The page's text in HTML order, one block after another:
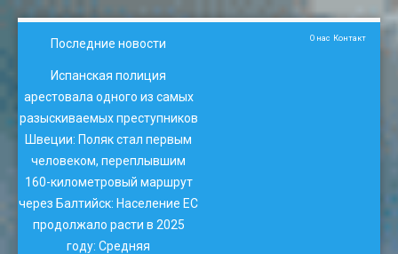
Последние новости
Испанская полиция
арестовала одного из самых
разыскиваемых преступников
Швеции: Поляк стал первым
человеком, переплывшим
160-километровый маршрут
через Балтийск: Население ЕС
продолжало расти в 2025
году: Средняя
О нас Контакт